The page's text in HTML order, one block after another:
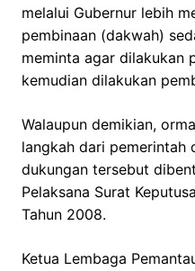
melalui Gubernur lebih
pembinaan (dakwah)
meminta agar dilakukan
kemudian dilakukan
Walaupun demikian,
langkah dari pemerintah
dukungan tersebut
Pelaksana Surat
Tahun 2008.
Ketua Lembaga